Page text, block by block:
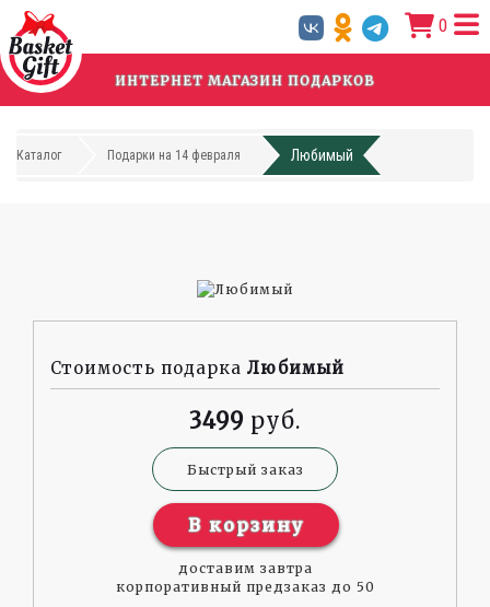
Перейти
основному
содержанию
0
ИНТЕРНЕТ МАГАЗИН ПОДАРКОВ
Каталог Подарки на 14 февраля Любимый
Стоимость подарка Любимый
3499
Быстрый заказ
В корзину
доставим завтра
корпоративный предзаказ до 50